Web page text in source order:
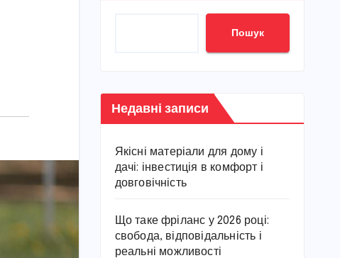
Пошук
Недавні записи
Якісні матеріали для дому і
дачі: інвестиція в комфорт і
довговічність
Що таке фріланс у 2026 році:
свобода, відповідальність і
реальні можливості